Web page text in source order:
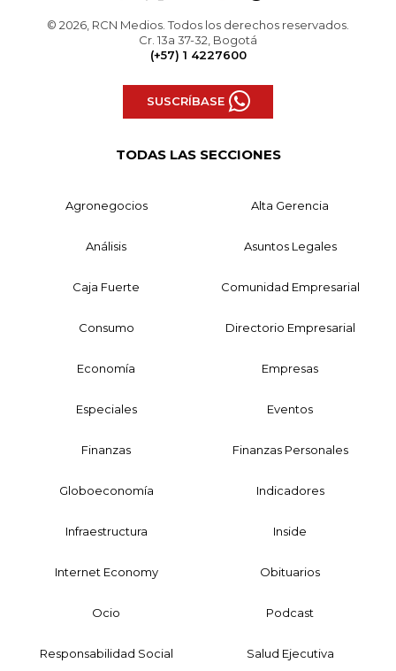
© 2026, RCN Medios. Todos los derechos reservados.
Cr. 13a 37-32, Bogotá
(+57) 1 4227600
SUSCRÍBASE
TODAS LAS SECCIONES
Agronegocios Alta Gerencia
Análisis Asuntos Legales
Caja Fuerte Comunidad Empresarial
Consumo Directorio Empresarial
Economía Empresas
Especiales Eventos
Finanzas Finanzas Personales
Globoeconomía Indicadores
Infraestructura Inside
Internet Economy Obituarios
Ocio Podcast
Responsabilidad Social Salud Ejecutiva